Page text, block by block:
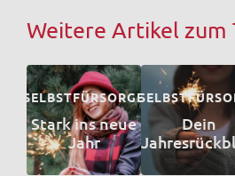
Weitere Artikel zum
SELBSTFÜRSORGE
Stark ins neue
Jahr
Dein